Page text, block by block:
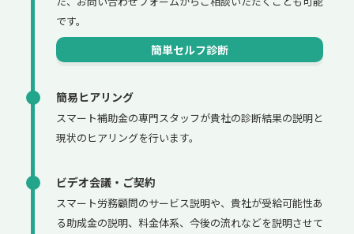
です。
簡単セルフ診断
簡易ヒアリング
スマート補助金の専門スタッフが貴社の診断結果の説明と
現状のヒアリングを行います。
ビデオ会議・ご契約
スマート労務顧問のサービス説明や、貴社が受給可能性あ
る助成金の説明、料金体系、今後の流れなどを説明させて